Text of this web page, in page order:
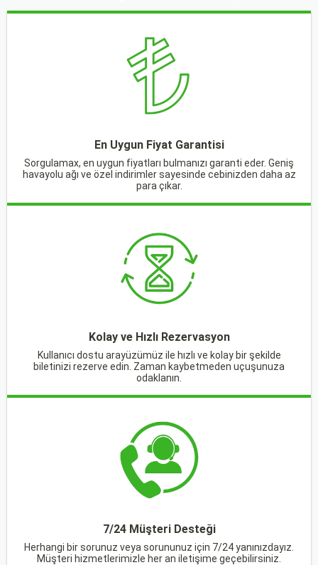
En Uygun Fiyat Garantisi
Sorgulamax, en uygun fiyatları bulmanızı garanti eder. Geniş
havayolu ağı ve özel indirimler sayesinde cebinizden daha az
para çıkar.
Kolay ve Hızlı Rezervasyon
Kullanıcı dostu arayüzümüz ile hızlı ve kolay bir şekilde
biletinizi rezerve edin. Zaman kaybetmeden uçuşunuza
odaklanın.
7/24 Müşteri Desteği
Herhangi bir sorunuz veya sorununuz için 7/24 yanınızdayız.
Müşteri hizmetlerimizle her an iletişime geçebilirsiniz.